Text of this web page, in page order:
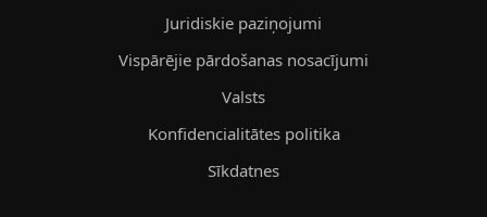
Juridiskie paziņojumi
Vispārējie pārdošanas nosacījumi
Valsts
Konfidencialitātes politika
Sīkdatnes